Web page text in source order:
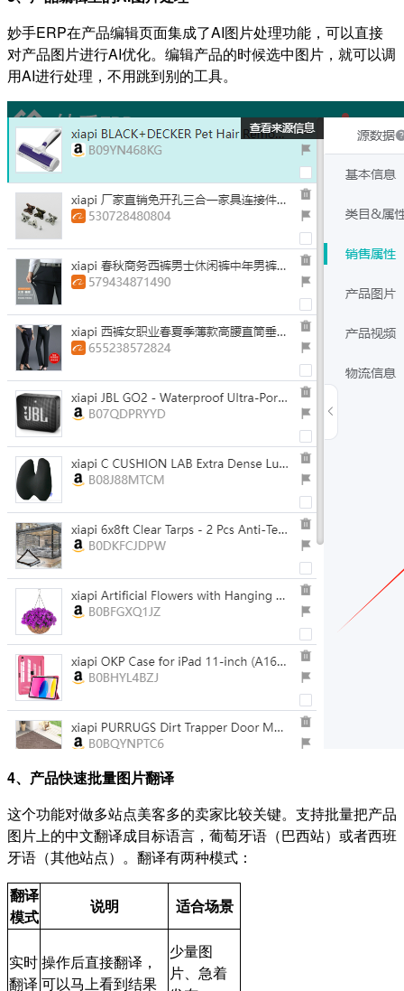
妙手ERP在产品编辑页面集成了AI图片处理功能，可以直接
对产品图片进行AI优化。编辑产品的时候选中图片，就可以调
用AI进行处理，不用跳到别的工具。
4、产品快速批量图片翻译
这个功能对做多站点美客多的卖家比较关键。支持批量把产品
图片上的中文翻译成目标语言，葡萄牙语（巴西站）或者西班
牙语（其他站点）。翻译有两种模式：
翻译
模式
说明 适合场景
实时
翻译
操作后直接翻译，
可以马上看到结果
少量图
片、急着